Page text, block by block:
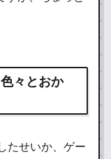
々とおか
たせいか、ゲー